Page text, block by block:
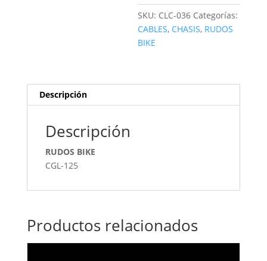
SKU: CLC-036 Categorías:
CABLES, CHASIS, RUDOS
BIKE
Descripción
Descripción
RUDOS BIKE
CGL-125
Productos relacionados